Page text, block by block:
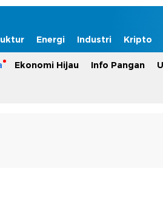
Energi Industri Kripto
Ekonomi Hijau Info Pangan